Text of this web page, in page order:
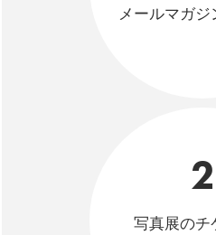
メールマガジ
2
写真展のチ